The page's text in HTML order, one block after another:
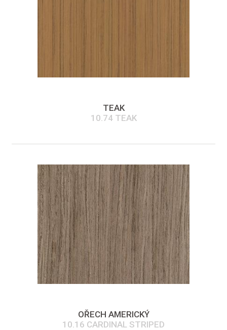
TEAK
10.74 TEAK
OŘECH AMERICKÝ
10.16 CARDINAL STRIPED